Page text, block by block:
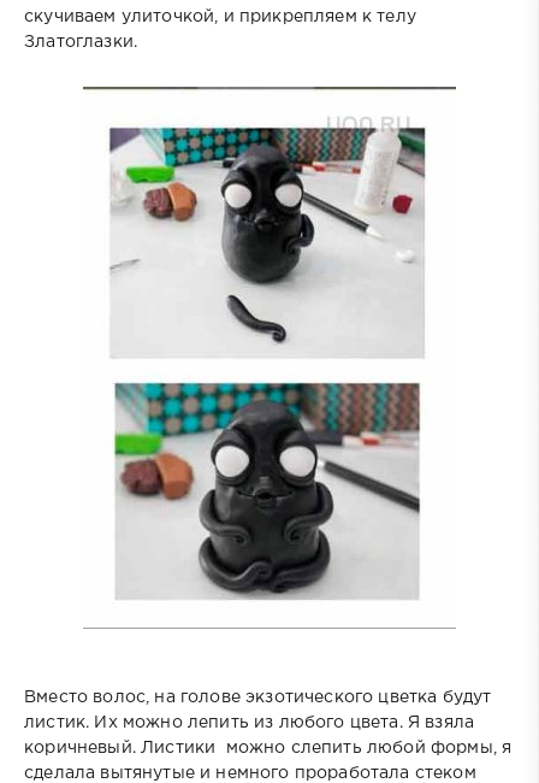
скучиваем улиточкой, и прикрепляем к телу
Златоглазки.
Вместо волос, на голове экзотического цветка будут
листик. Их можно лепить из любого цвета. Я взяла
коричневый. Листики можно слепить любой формы, я
сделала вытянутые и немного проработала стеком